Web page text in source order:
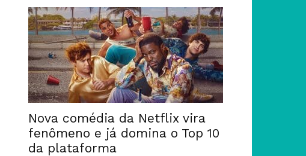
Nova comédia da Netflix vira
fenômeno e já domina o Top 10
da plataforma